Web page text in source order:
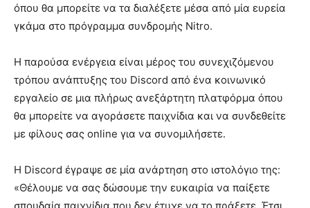
όπου θα μπορείτε να τα διαλέξετε μέσα από μία ευρεία
γκάμα στο πρόγραμμα συνδρομής Nitro.
Η παρούσα ενέργεια είναι μέρος του συνεχιζόμενου
τρόπου ανάπτυξης του Discord από ένα κοινωνικό
εργαλείο σε μια πλήρως ανεξάρτητη πλατφόρμα όπου
θα μπορείτε να αγοράσετε παιχνίδια και να συνδεθείτε
με φίλους σας online για να συνομιλήσετε.
Η Discord έγραψε σε μία ανάρτηση στο ιστολόγιο της:
«Θέλουμε να σας δώσουμε την ευκαιρία να παίξετε